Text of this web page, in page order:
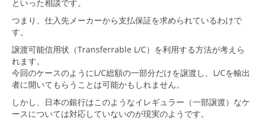
といった相談です。
つまり、仕入先メーカーから支払保証を求められているわけで
す。
譲渡可能信用状（Transferrable L/C）を利用する方法が考えら
れます。
今回のケースのようにL/C総額の一部分だけを譲渡し、L/Cを輸出
者に開いてもらうことは可能かもしれません。
しかし、日本の銀行はこのようなイレギュラー（一部譲渡）なケ
ースについては対応していないのが現実のようです。